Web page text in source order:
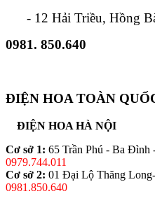
- 12 Hải Triều, Hồng
0981. 850.640
ĐIỆN HOA TOÀN
ĐIỆN HOA HÀ NỘI
Cơ sở 1: 65 Trần Phú - Ba Đình
0979.744.011
Cơ sở 2: 01 Đại Lộ Thăng
0981.850.640